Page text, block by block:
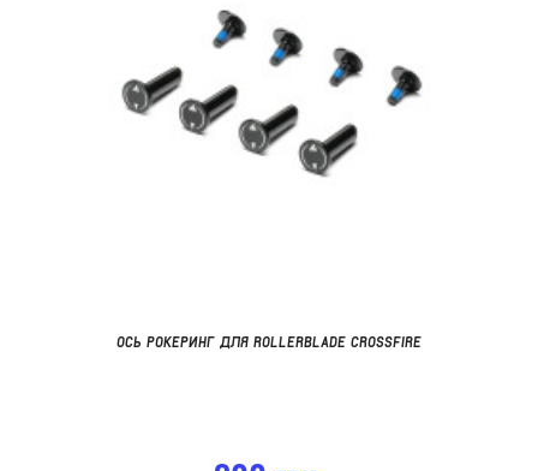
ОСЬ РОКЕРИНГ ДЛЯ ROLLERBLADE CROSSFIRE